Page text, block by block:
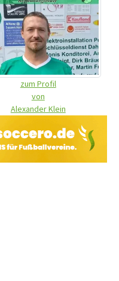
zum Profil
von
Alexander Klein